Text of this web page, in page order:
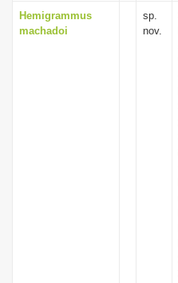
Hemigrammus
machadoi
sp.
nov.